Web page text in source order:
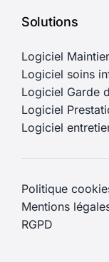
Solutions
Logiciel
Logiciel soins
Logiciel Garde
Logiciel
Logiciel
Politique
Mentions
RGPD